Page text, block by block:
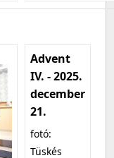
Advent
IV. - 2025.
december
21.
fotó:
Tüskés